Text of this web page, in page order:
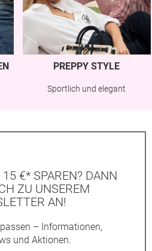
PREPPY STYLE
Sportlich und elegant
€* SPAREN? DANN
ZU UNSEREM
AN!
– Informationen,
und Aktionen.